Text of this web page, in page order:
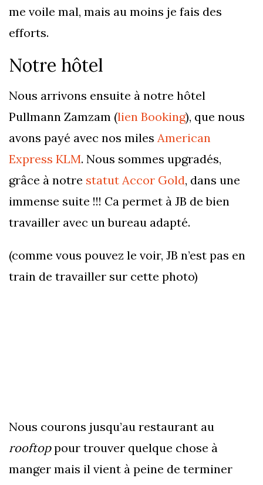
me voile mal, mais au moins je fais des
efforts.
Notre hôtel
Nous arrivons ensuite à notre hôtel
Pullmann Zamzam (lien Booking), que nous
avons payé avec nos miles American
Express KLM. Nous sommes upgradés,
grâce à notre statut Accor Gold, dans une
immense suite !!! Ca permet à JB de bien
travailler avec un bureau adapté.
(comme vous pouvez le voir, JB n’est pas en
train de travailler sur cette photo)
Nous courons jusqu’au restaurant au
rooftoppour trouver quelque chose à
manger mais il vient à peine de terminer